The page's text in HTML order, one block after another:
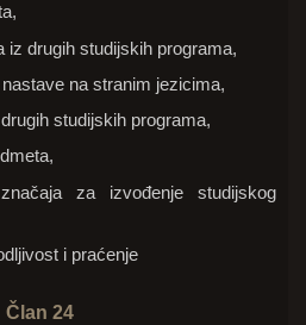
iz drugih studijskih programa,
na stranim jezicima,
studijskih programa,
za izvođenje studijskog
i praćenje
Član 24